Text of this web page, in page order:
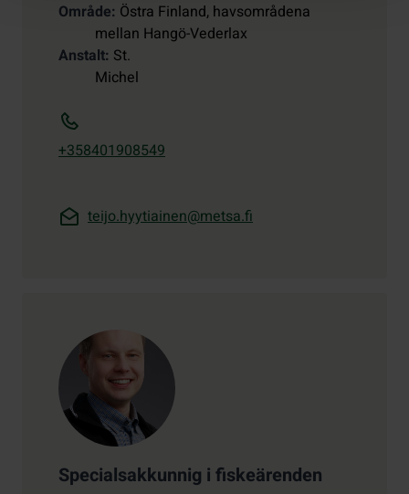
Område Östra Finland, havsområdena
mellan Hangö-Vederlax
Anstalt St.
Michel
+358401908549
teijo.hyytiainen@metsa.fi
Specialsakkunnig i fiskeärenden